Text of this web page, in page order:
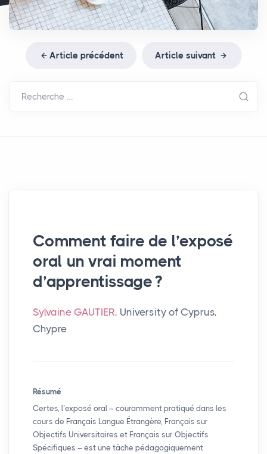
Article précédent Article suivant
Recherche …
Comment faire de l’exposé
oral un vrai moment
d’apprentissage?
Sylvaine GAUTIER, University of Cyprus,
Chypre
Résumé
Certes, l’exposé oral – couramment pratiqué dans les
cours de Français Langue Étrangère, Français sur
Objectifs Universitaires et Français sur Objectifs
Spécifiques – est une tâche pédagogiquement